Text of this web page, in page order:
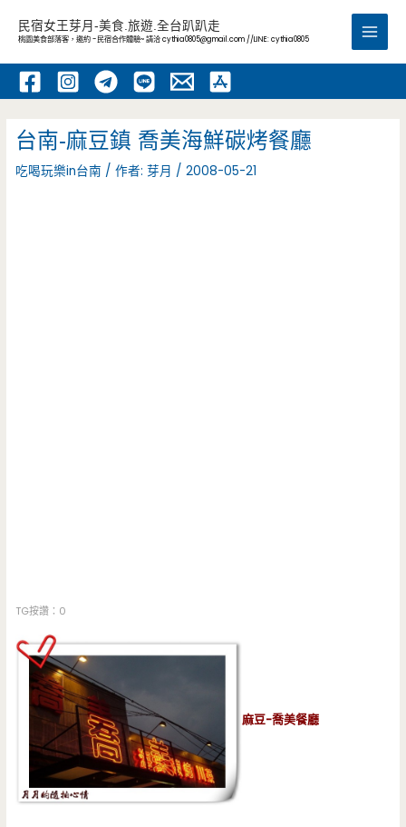
內
民宿女王芽月-美食.旅遊.全台趴趴走
桃園美食部落客，邀約 -民宿合作體驗~ 請洽cythia0805@gmail.com //LINE: cythia0805
Main
台南-麻豆鎮 喬美海鮮碳烤餐廳
吃喝玩樂in台南 / 作者:芽月 /2008-05-21
TG按讚：0
麻豆-喬美餐廳